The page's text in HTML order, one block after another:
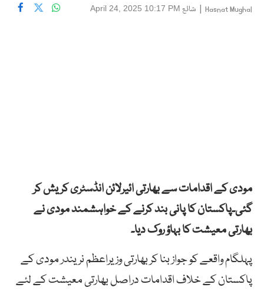
Hasnat Mughal
| شائع April 24, 2025 10:17 PM
مودی کے اقدامات سے بھارتی ائیرلائن انڈسٹری کریش کر
گئی۔پاکستان کا پانی بند کرنے کے خواہشمند مودی نے
بھارتی معیشت کا بہاؤ روک دیا۔
پہلگام واقعے کو جواز بنا کر بھارتی وزیراعظم نریندر مودی کے
پاکستان کے خلاف اقدامات دراصل بھارتی معیشت کے لئے